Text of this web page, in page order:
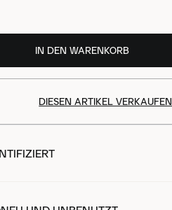
IN DEN WARENKORB
DIESEN ARTIKEL VERKAUFEN